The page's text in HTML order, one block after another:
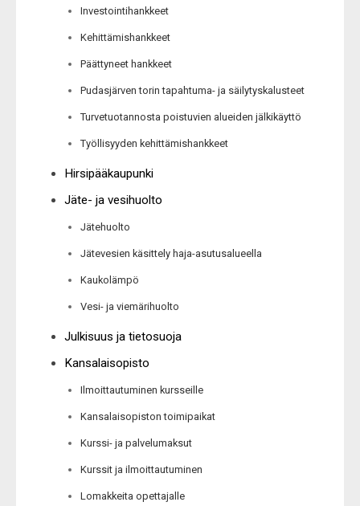
Investointihankkeet
Kehittämishankkeet
Päättyneet hankkeet
Pudasjärven torin tapahtuma- ja säilytyskalusteet
Turvetuotannosta poistuvien alueiden jälkikäyttö
Työllisyyden kehittämishankkeet
Hirsipääkaupunki
Jäte- ja vesihuolto
Jätehuolto
Jätevesien käsittely haja-asutusalueella
Kaukolämpö
Vesi- ja viemärihuolto
Julkisuus ja tietosuoja
Kansalaisopisto
Ilmoittautuminen kursseille
Kansalaisopiston toimipaikat
Kurssi- ja palvelumaksut
Kurssit ja ilmoittautuminen
Lomakkeita opettajalle